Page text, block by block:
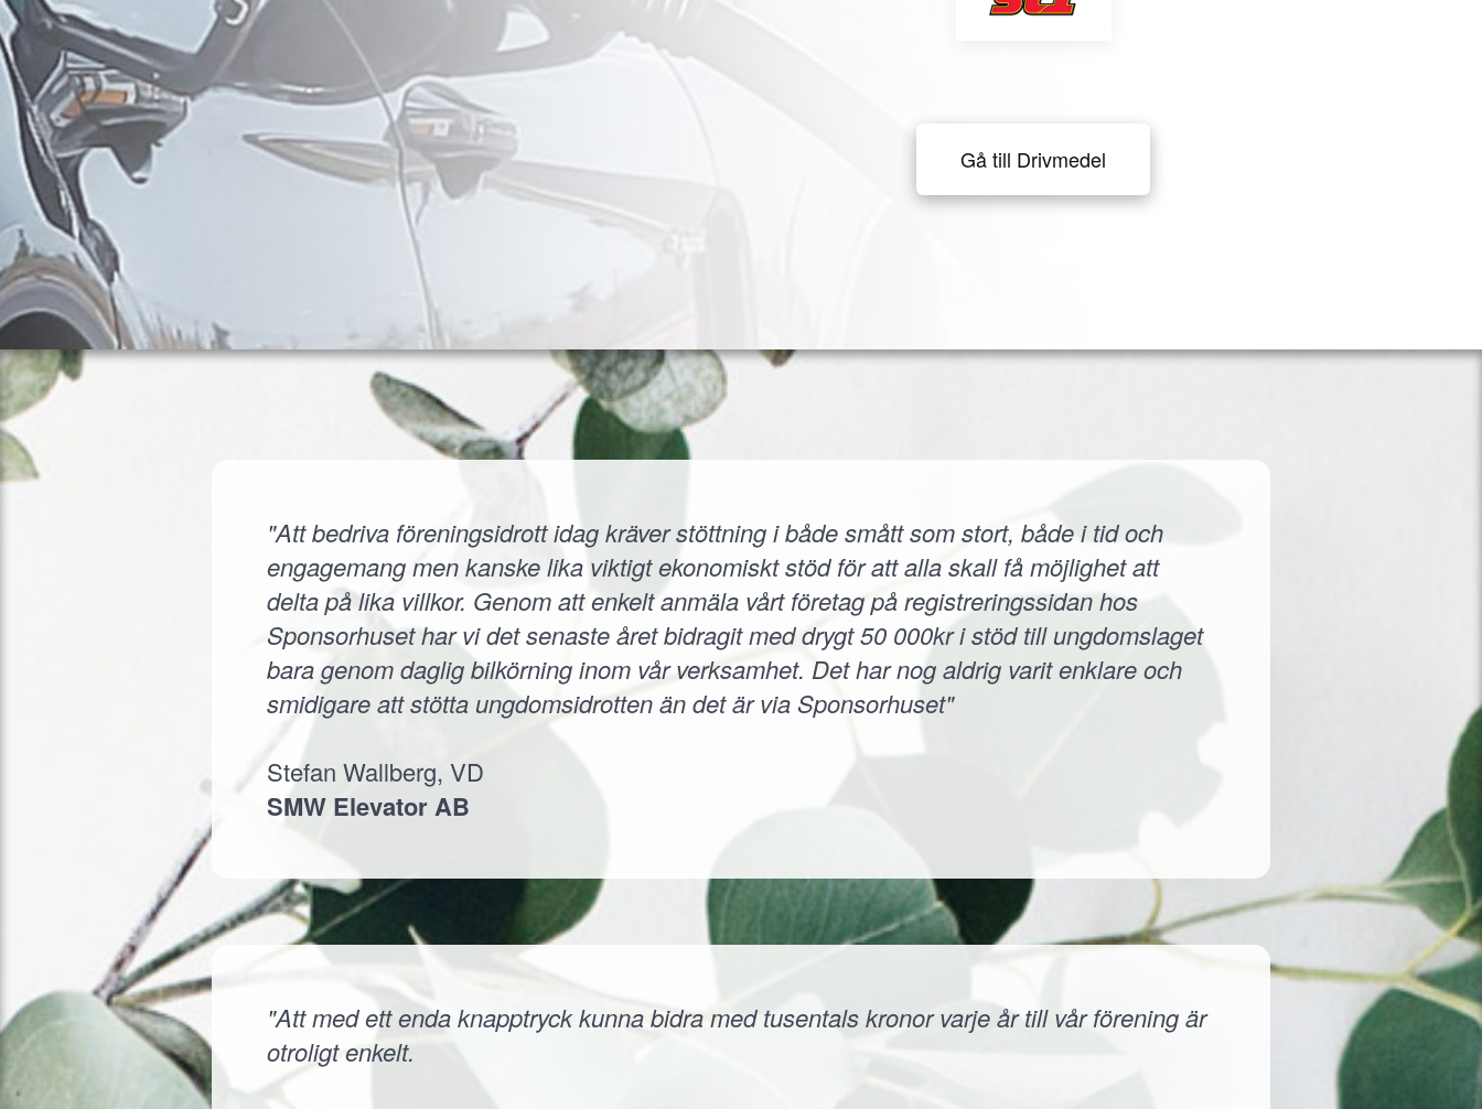
Gå till Drivmedel
"Att bedriva föreningsidrott idag kräver stöttning i både smått som stort, både i tid och
engagemang men kanske lika viktigt ekonomiskt stöd för att alla skall få möjlighet att
delta på lika villkor. Genom att enkelt anmäla vårt företag på registreringssidan hos
Sponsorhuset har vi det senaste året bidragit med drygt 50 000kr i stöd till ungdomslaget
bara genom daglig bilkörning inom vår verksamhet. Det har nog aldrig varit enklare och
smidigare att stötta ungdomsidrotten än det är via Sponsorhuset"
Stefan Wallberg, VD
SMW Elevator AB
"Att med ett enda knapptryck kunna bidra med tusentals kronor varje år till vår förening är
otroligt enkelt.